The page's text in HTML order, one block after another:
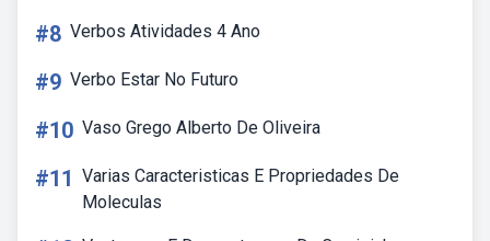
#8 Verbos Atividades 4 Ano
#9 Verbo Estar No Futuro
#10 Vaso Grego Alberto De Oliveira
#11 Varias Caracteristicas E Propriedades De
Moleculas